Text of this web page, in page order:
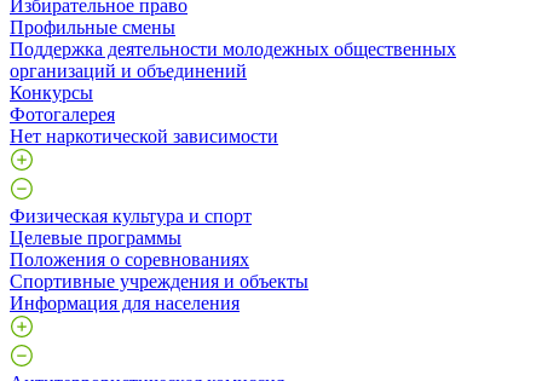
Избирательное право
Профильные смены
Поддержка деятельности молодежных общественных
организаций и объединений
Конкурсы
Фотогалерея
Нет наркотической зависимости
Физическая культура и спорт
Целевые программы
Положения о соревнованиях
Спортивные учреждения и объекты
Информация для населения